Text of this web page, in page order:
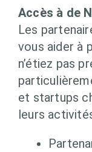
Accès à de
Les
vous aider à
n’étiez pas
et startups
leurs